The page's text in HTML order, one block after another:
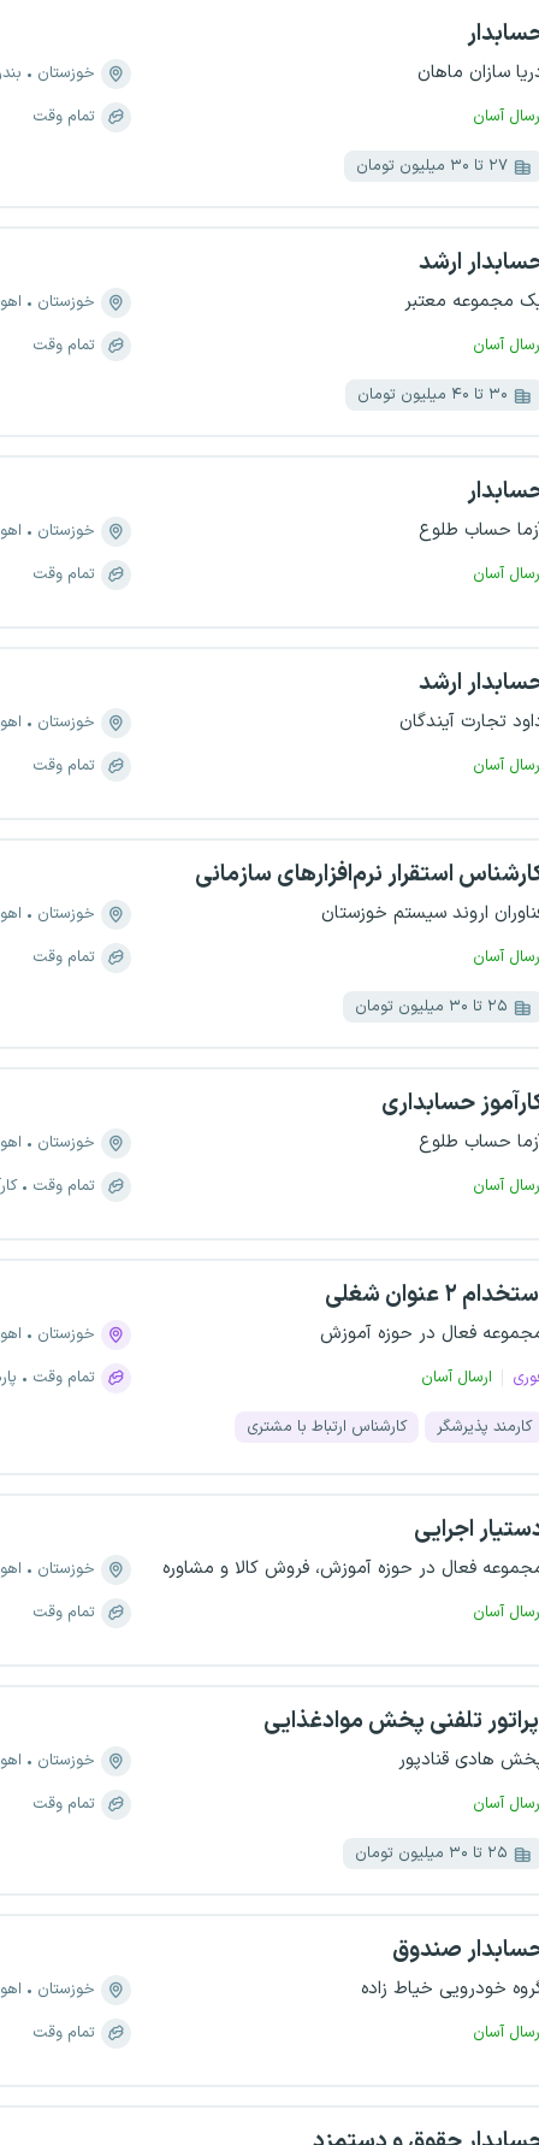
سازان ماهان
آسان
خوزستان
تمام وقت
۲۷ تا ۳۰ میلیون تومان
ارشد
مجموعه معتبر
آسان
خوزستان
تمام وقت
۳۰ تا ۴۰ میلیون تومان
حساب طلوع
آسان
خوزستان
تمام وقت
ارشد
تجارت آیندگان
آسان
خوزستان
تمام وقت
استقرار نرم‌افزارهای سازمانی
اروند سیستم خوزستان
آسان
خوزستان
تمام وقت
۲۵ تا ۳۰ میلیون تومان
حسابداری
حساب طلوع
آسان
خوزستان
تمام وقت
۲ عنوان شغلی
فعال در حوزه آموزش
ارسال آسان
خوزستان
تمام وقت
کارمند پذیرشگر کارشناس ارتباط با مشتری
اجرایی
فعال در حوزه آموزش، فروش کالا و مشاوره
آسان
خوزستان
تمام وقت
تلفنی پخش موادغذایی
هادی قنادپور
آسان
خوزستان
تمام وقت
۲۵ تا ۳۰ میلیون تومان
صندوق
خودرویی خیاط زاده
آسان
خوزستان
تمام وقت